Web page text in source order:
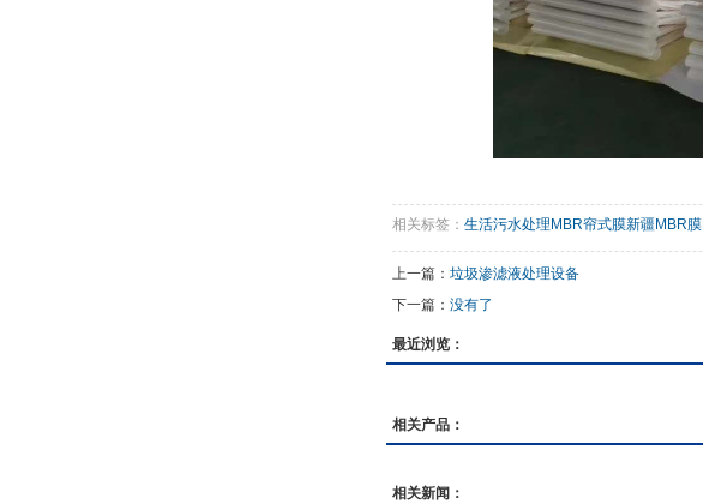
相关标签： 生活污水处理MBR帘式膜新疆MBR膜
上一篇： 垃圾渗滤液处理设备
下一篇： 没有了
最近浏览：
相关产品：
相关新闻：